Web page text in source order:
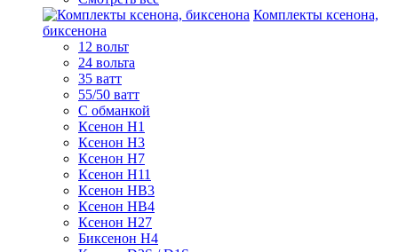
Комплекты ксенона,
биксенона
12 вольт
24 вольта
35 ватт
55/50 ватт
С обманкой
Ксенон H1
Ксенон H3
Ксенон H7
Ксенон H11
Ксенон HB3
Ксенон HB4
Ксенон H27
Биксенон H4